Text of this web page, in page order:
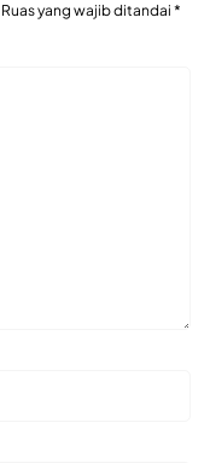
Ruas yang wajib ditandai *